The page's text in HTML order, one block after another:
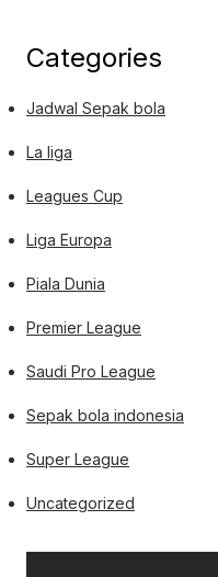
Categories
Jadwal Sepak bola
La liga
Leagues Cup
Liga Europa
Piala Dunia
Premier League
Saudi Pro League
Sepak bola indonesia
Super League
Uncategorized